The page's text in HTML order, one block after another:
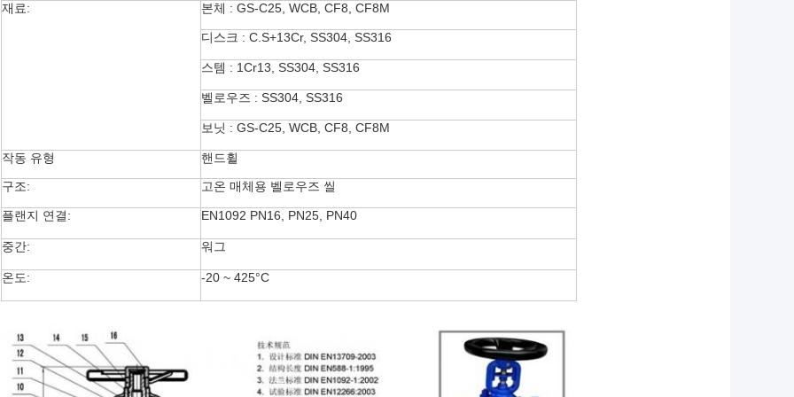
재료: 본체 : GS-C25, WCB, CF8, CF8M
디스크 : C.S+13Cr, SS304, SS316
스템 : 1Cr13, SS304, SS316
벨로우즈 : SS304, SS316
보닛 : GS-C25, WCB, CF8, CF8M
작동 유형
핸드휠
구조:
고온 매체용 벨로우즈 씰
플랜지 연결: EN1092 PN16, PN25, PN40
중간: 워그
온도: -20 ~ 425°C